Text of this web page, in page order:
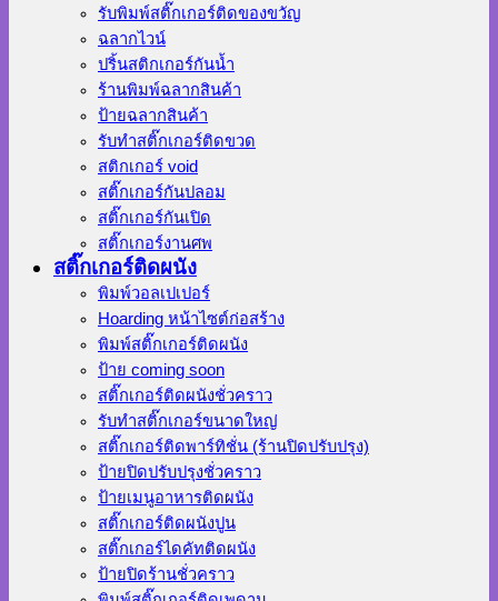
รับพิมพ์สติ๊กเกอร์ติดของขวัญ
ฉลากไวน์
ปริ้นสติกเกอร์กันน้ำ
ร้านพิมพ์ฉลากสินค้า
ป้ายฉลากสินค้า
รับทำสติ๊กเกอร์ติดขวด
สติกเกอร์ void
สติ๊กเกอร์กันปลอม
สติ๊กเกอร์กันเปิด
สติ๊กเกอร์งานศพ
สติ๊กเกอร์ติดผนัง
พิมพ์วอลเปเปอร์
Hoarding หน้าไซต์ก่อสร้าง
พิมพ์สติ๊กเกอร์ติดผนัง
ป้าย coming soon
สติ๊กเกอร์ติดผนังชั่วคราว
รับทำสติ๊กเกอร์ขนาดใหญ่
สติ๊กเกอร์ติดพาร์ทิชั่น (ร้านปิดปรับปรุง)
ป้ายปิดปรับปรุงชั่วคราว
ป้ายเมนูอาหารติดผนัง
สติ๊กเกอร์ติดผนังปูน
สติ๊กเกอร์ไดคัทติดผนัง
ป้ายปิดร้านชั่วคราว